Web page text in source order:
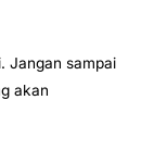
Jangan sampai
akan